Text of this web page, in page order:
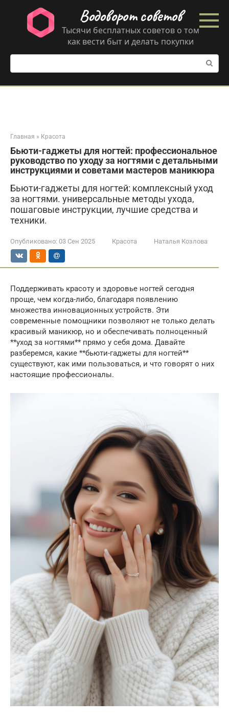
контенту
Водоворот советов
Тысячи бесплатных советов о том
как вести быт и делать покупки
Поиск:
Главная » Красота
Бьюти-гаджеты для ногтей: профессиональное
руководство по уходу за ногтями с детальными
инструкциями и советами мастеров маникюра
Бьюти-гаджеты для ногтей: комплексный уход
за ногтями. универсальные методы ухода,
пошаговые инструкции, лучшие средства и
техники.
Опубликовано: 03 Сен 2025 Красота Наталья Козлова
Поддерживать красоту и здоровье ногтей сегодня
проще, чем когда-либо, благодаря появлению
множества инновационных устройств. Эти
современные помощники позволяют не только делать
красивый маникюр, но и обеспечивать полноценный
**уход за ногтями** прямо у себя дома. Давайте
разберемся, какие **бьюти-гаджеты для ногтей**
существуют, как ими пользоваться, и что говорят о них
настоящие профессионалы.